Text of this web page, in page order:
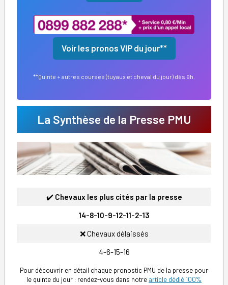
Voir les pronos VIP du jour**
**Quinte + autres courses (tuyaux et cheval du jour) dès 9h.
La Synthèse de la Presse PMU
✔️ Chevaux les plus cités par la presse
14-8-10-9-12-11-2-13
❌ Chevaux délaissés
4-6-15-16
Pour découvrir en détail chaque pronostic PMU de la presse pour
le quinte du jour : rendez-vous dans notre article dédié 100%